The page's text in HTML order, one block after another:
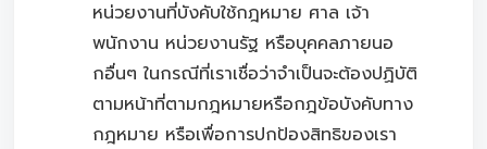
หน่วยงานที่บังคับใช้กฎหมาย ศาล เจ้า
พนักงาน หน่วยงานรัฐ หรือบุคคลภายนอ
กอื่นๆ ในกรณีที่เราเชื่อว่าจำเป็นจะต้องปฏิบัติ
ตามหน้าที่ตามกฎหมายหรือกฎข้อบังคับทาง
กฎหมาย หรือเพื่อการปกป้องสิทธิของเรา